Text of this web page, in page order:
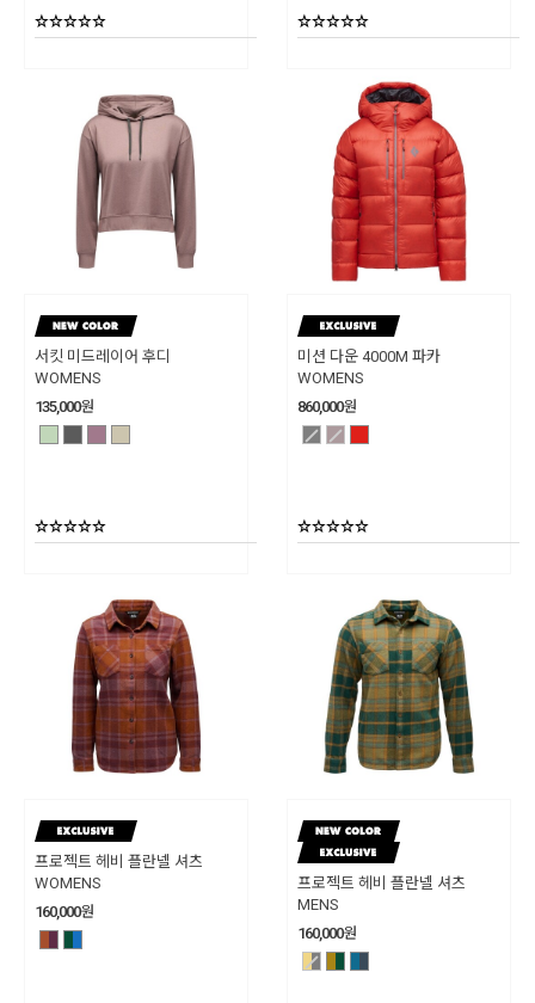
서킷 미드레이어 후디
WOMENS
135,000원
미션 다운 4000M 파카
WOMENS
860,000원
프로젝트 헤비 플란넬 셔츠
WOMENS
160,000원
프로젝트 헤비 플란넬 셔츠
MENS
160,000원